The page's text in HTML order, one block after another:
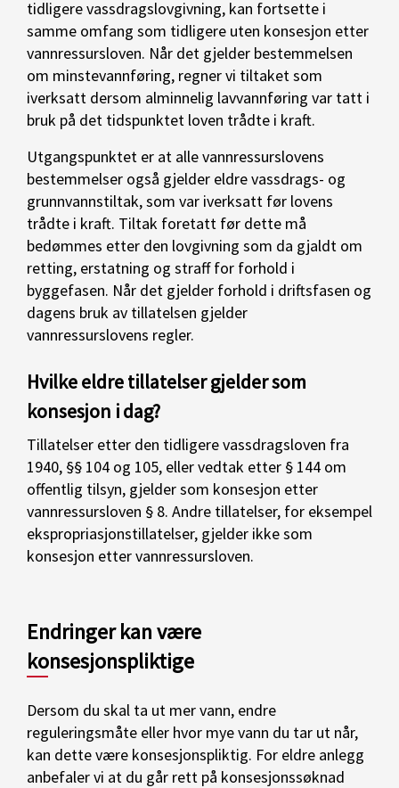
tidligere vassdragslovgivning, kan fortsette i
samme omfang som tidligere uten konsesjon etter
vannressursloven. Når det gjelder bestemmelsen
om minstevannføring, regner vi tiltaket som
iverksatt dersom alminnelig lavvannføring var tatt i
bruk på det tidspunktet loven trådte i kraft.
Utgangspunktet er at alle vannressurslovens
bestemmelser også gjelder eldre vassdrags- og
grunnvannstiltak, som var iverksatt før lovens
trådte i kraft. Tiltak foretatt før dette må
bedømmes etter den lovgivning som da gjaldt om
retting, erstatning og straff for forhold i
byggefasen. Når det gjelder forhold i driftsfasen og
dagens bruk av tillatelsen gjelder
vannressurslovens regler.
Hvilke eldre tillatelser gjelder som
konsesjon i dag?
Tillatelser etter den tidligere vassdragsloven fra
1940, §§ 104 og 105, eller vedtak etter § 144 om
offentlig tilsyn, gjelder som konsesjon etter
vannressursloven § 8. Andre tillatelser, for eksempel
ekspropriasjonstillatelser, gjelder ikke som
konsesjon etter vannressursloven.
Endringer kan være
konsesjonspliktige
Dersom du skal ta ut mer vann, endre
reguleringsmåte eller hvor mye vann du tar ut når,
kan dette være konsesjonspliktig. For eldre anlegg
anbefaler vi at du går rett på konsesjonssøknad